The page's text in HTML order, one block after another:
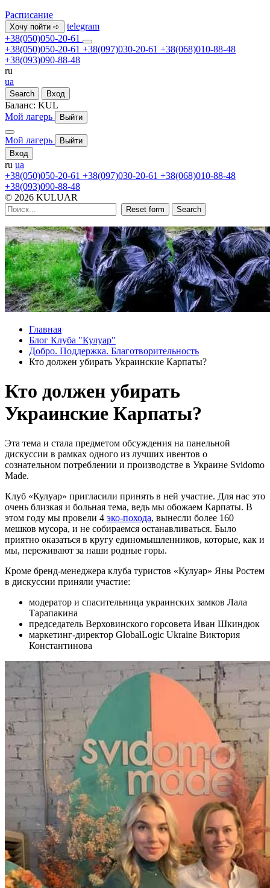
Расписание
Хочу пойти ➪
telegram
+38(050)050-20-61
+38(050)050-20-61 +38(097)030-20-61 +38(068)010-88-48
+38(093)090-88-48
ru
ua
Search Вход
Баланс: KUL
Мой лагерь
Выйти
Мой лагерь
Выйти
Вход
ru ua
+38(050)050-20-61 +38(097)030-20-61 +38(068)010-88-48
+38(093)090-88-48
© 2026 KULUAR
Reset form Search
Главная
Блог Клуба "Кулуар"
Добро. Поддержка. Благотворительность
Кто должен убирать Украинские Карпаты?
Кто должен убирать
Украинские Карпаты?
Эта тема и стала предметом обсуждения на панельной
дискуссии в рамках одного из лучших ивентов о
сознательном потреблении и производстве в Украине Svidomo
Made.
Клуб «Кулуар» пригласили принять в ней участие. Для нас это
очень близкая и больная тема, ведь мы обожаем Карпаты. В
этом году мы провели 4 эко-похода, вынесли более 160
мешков мусора, и не собираемся останавливаться. Было
приятно оказаться в кругу единомышленников, которые, как и
мы, переживают за наши родные горы.
Кроме бренд-менеджера клуба туристов «Кулуар» Яны Ростем
в дискуссии приняли участие:
модератор и спасительница украинских замков Лала
Тарапакина
председатель Верховинского горсовета Иван Шкиндюк
маркетинг-директор GlobalLogic Ukraine Виктория
Константинова